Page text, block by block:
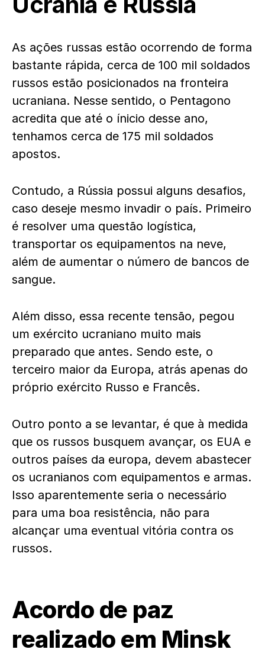
As ações russas estão ocorrendo de forma
bastante rápida, cerca de 100 mil soldados
russos estão posicionados na fronteira
ucraniana. Nesse sentido, o Pentagono
acredita que até o ínicio desse ano,
tenhamos cerca de 175 mil soldados
apostos.
Contudo, a Rússia possui alguns desafios,
caso deseje mesmo invadir o país. Primeiro
é resolver uma questão logística,
transportar os equipamentos na neve,
além de aumentar o número de bancos de
sangue.
Além disso, essa recente tensão, pegou
um exército ucraniano muito mais
preparado que antes. Sendo este, o
terceiro maior da Europa, atrás apenas do
próprio exército Russo e Francês.
Outro ponto a se levantar, é que à medida
que os russos busquem avançar, os EUA e
outros países da europa, devem abastecer
os ucranianos com equipamentos e armas.
Isso aparentemente seria o necessário
para uma boa resistência, não para
alcançar uma eventual vitória contra os
russos.
Acordo de paz
realizado em Minsk